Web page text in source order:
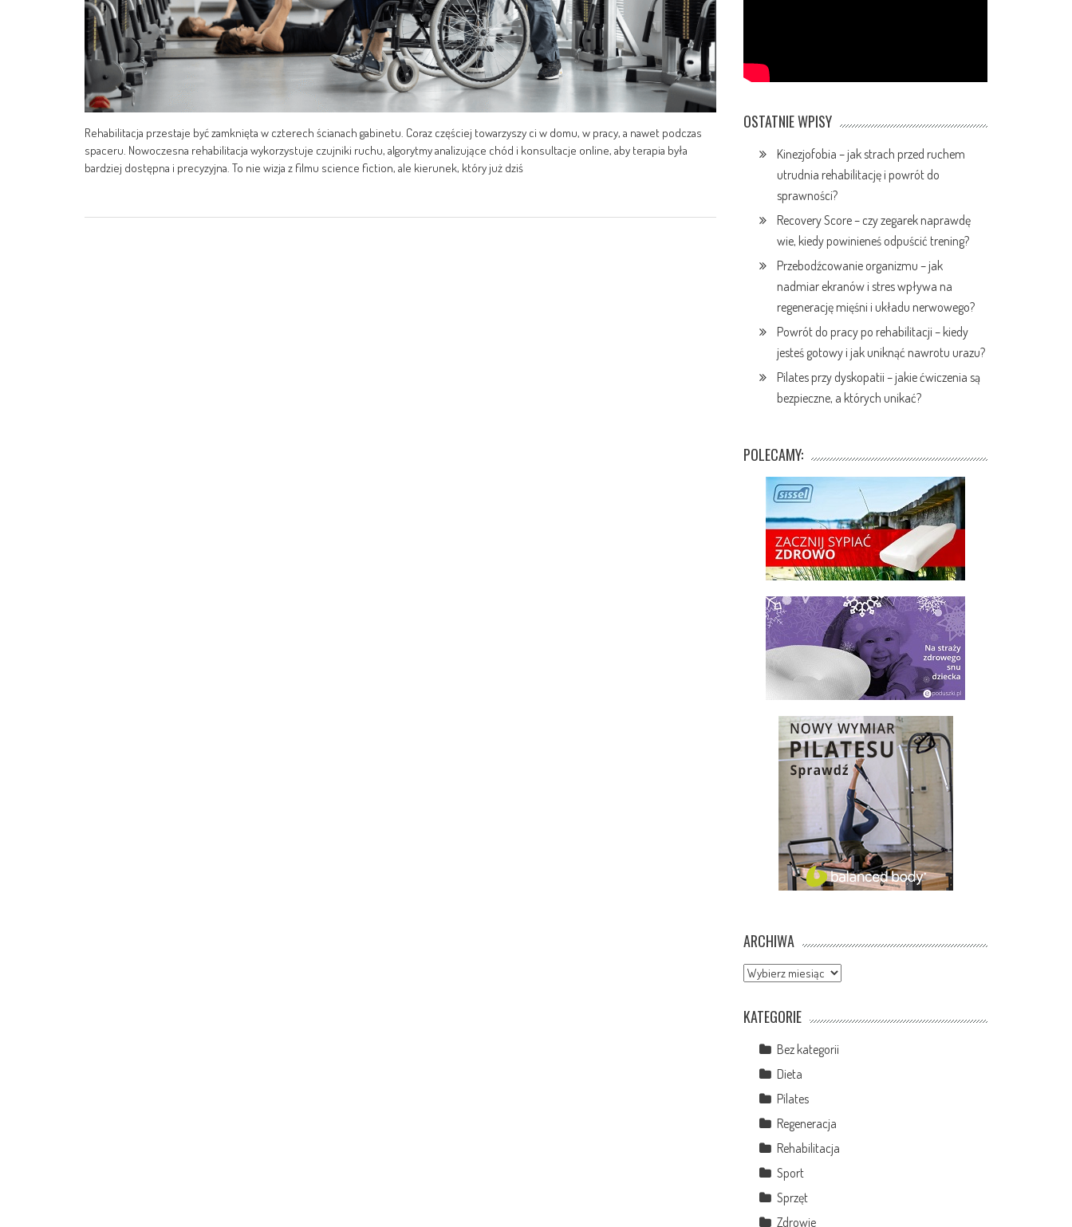
Rehabilitacja przestaje być zamknięta w czterech ścianach gabinetu. Coraz częściej towarzyszy ci w domu, w pracy, a nawet podczas
spaceru. Nowoczesna rehabilitacja wykorzystuje czujniki ruchu, algorytmy analizujące chód i konsultacje online, aby terapia była
bardziej dostępna i precyzyjna. To nie wizja z filmu science fiction, ale kierunek, który już dziś
OSTATNIE WPISY
Kinezjofobia – jak strach przed ruchem
utrudnia rehabilitację i powrót do
sprawności?
Recovery Score – czy zegarek naprawdę
wie, kiedy powinieneś odpuścić trening?
Przebodźcowanie organizmu – jak
nadmiar ekranów i stres wpływa na
regenerację mięśni i układu nerwowego?
Powrót do pracy po rehabilitacji – kiedy
jesteś gotowy i jak uniknąć nawrotu urazu?
Pilates przy dyskopatii – jakie ćwiczenia są
bezpieczne, a których unikać?
POLECAMY:
ARCHIWA
Archiwa
KATEGORIE
Bez kategorii
Dieta
Pilates
Regeneracja
Rehabilitacja
Sport
Sprzęt
Zdrowie